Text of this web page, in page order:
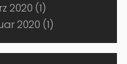
2020 (1)
2020 (1)